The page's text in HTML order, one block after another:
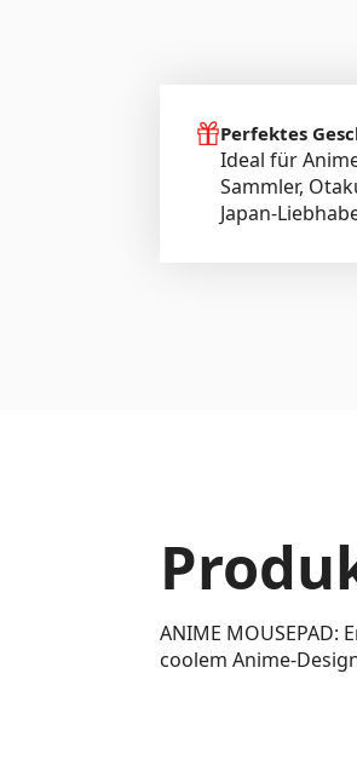
Perfektes
Ideal für
Sammler,
Japan-
ANIME
coolem Anime-